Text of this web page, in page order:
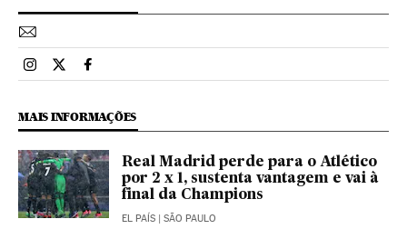
Esportes El País Brasil en Instagram
Esportes El País Brasil en Twitter
Esportes El País Brasil en Facebook
MAIS INFORMAÇÕES
Real Madrid perde para o Atlético
por 2 x 1, sustenta vantagem e vai à
final da Champions
EL PAÍS | SÃO PAULO